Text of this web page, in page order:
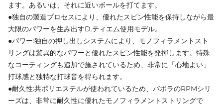
ます。あるいは、それに近いボールを打てます。
●独自の製造プロセスにより、優れたスピン性能を保持しながら最
大限のパワーを生み出すD.ティエム使用モデル。
●パワー:独自の押し出しシステムにより、モノフィラメントスト
リングは驚異的なパワーと優れたスピン性能を発揮します。特殊
なコーティングも追加で施されているため、非常に「心地よい」
打球感と独特な打球音を得られます。
●耐久性:共ポリエステルが使われているため、バボラのRPMシリ
ーズは、非常に耐久性に優れたモノフィラメントストリングで